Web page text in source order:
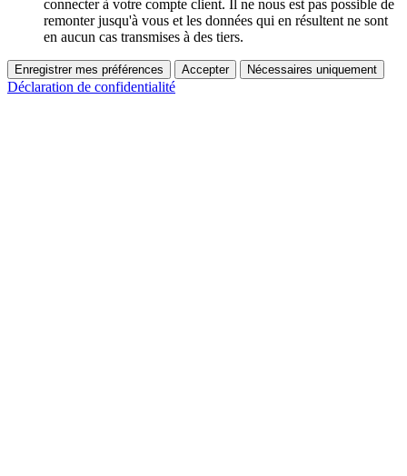
connecter à votre compte client. Il ne nous est pas possible de
remonter jusqu'à vous et les données qui en résultent ne sont
en aucun cas transmises à des tiers.
Enregistrer mes préférences Accepter Nécessaires uniquement
Déclaration de confidentialité